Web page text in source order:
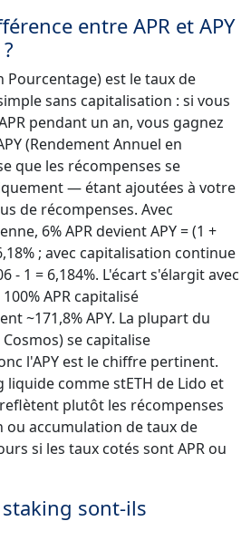
entre APR et APY
Pourcentage) est le taux de
sans capitalisation : si vous
pendant un an, vous gagnez
(Rendement Annuel en
que les récompenses se
— étant ajoutées à votre
de récompenses. Avec
6% APR devient APY = (1 +
; avec capitalisation continue
- 1 = 6,184%. L'écart s'élargit avec
APR capitalisé
~171,8% APY. La plupart du
se capitalise
l'APY est le chiffre pertinent.
liquide comme stETH de Lido et
plutôt les récompenses
ou accumulation de taux de
si les taux cotés sont APR ou
sont-ils